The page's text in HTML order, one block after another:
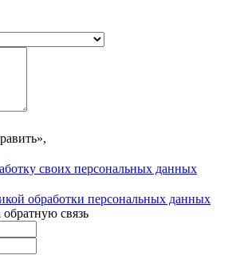
своих персональных данных
обработки персональных данных
обратную связь